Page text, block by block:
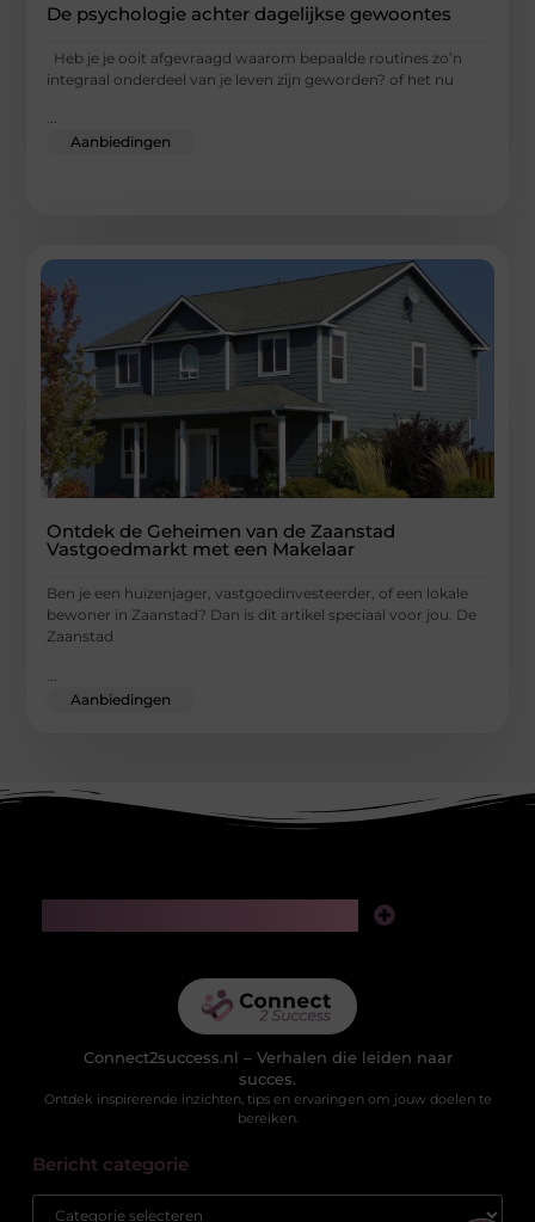
De psychologie achter dagelijkse gewoontes
Heb je je ooit afgevraagd waarom bepaalde routines zo’n
integraal onderdeel van je leven zijn geworden? of het nu
...
Aanbiedingen
Ontdek de Geheimen van de Zaanstad
Vastgoedmarkt met een Makelaar
Ben je een huizenjager, vastgoedinvesteerder, of een lokale
bewoner in Zaanstad? Dan is dit artikel speciaal voor jou. De
Zaanstad
Aanbiedingen
Connect2success.nl – Verhalen die leiden naar
succes.
Ontdek inspirerende inzichten, tips en ervaringen om jouw doelen te
bereiken.
Bericht categorie